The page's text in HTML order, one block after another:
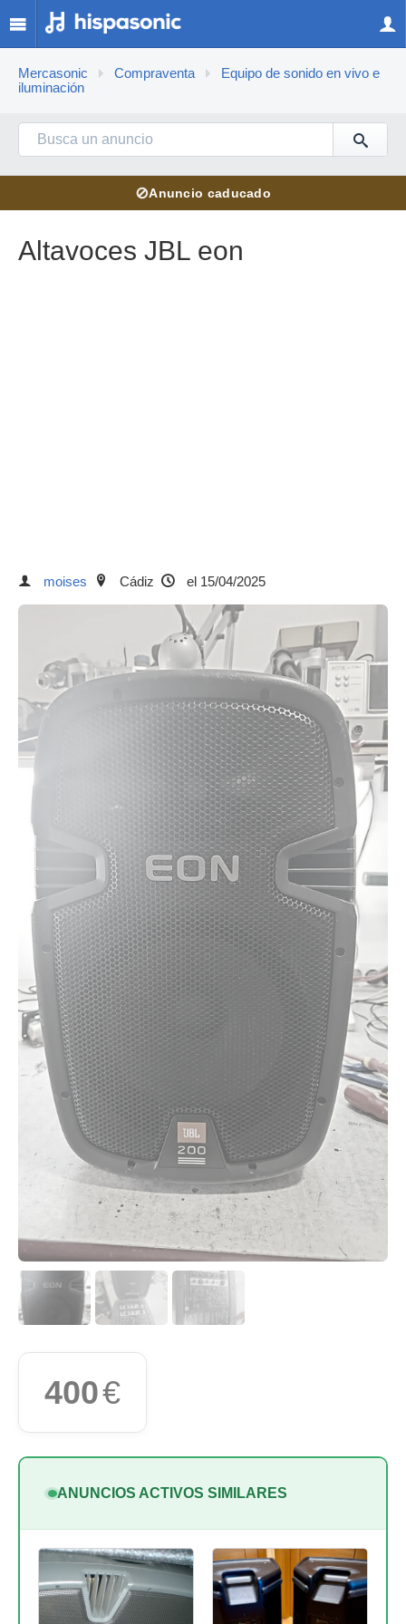
Mercasonic Compraventa
Equipo de sonido en vivo e
iluminación
⊘Anuncio caducado
Altavoces JBL eon
moises Cádiz el 15/04/2025
400€
ANUNCIOS ACTIVOS SIMILARES